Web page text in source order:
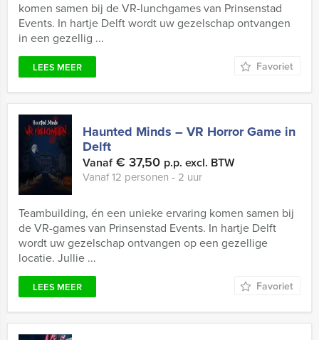
komen samen bij de VR-lunchgames van Prinsenstad
Events. In hartje Delft wordt uw gezelschap ontvangen
in een gezellig ...
LEES MEER Favoriet
Haunted Minds – VR Horror Game in
Delft
Vanaf€ 37,50 p.p. excl. BTW
Vanaf 12 personen ‐ 2 uur
Teambuilding, én een unieke ervaring komen samen bij
de VR-games van Prinsenstad Events. In hartje Delft
wordt uw gezelschap ontvangen op een gezellige
locatie. Jullie ...
LEES MEER Favoriet